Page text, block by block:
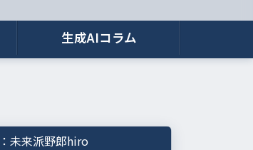
生成AIコラム
未来派野郎hiro